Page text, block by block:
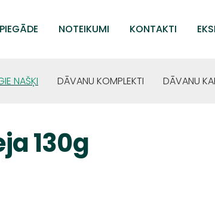
PIEGĀDE NOTEIKUMI KONTAKTI
NAŠĶI DĀVANU KOMPLEKTI DĀVANU
130g